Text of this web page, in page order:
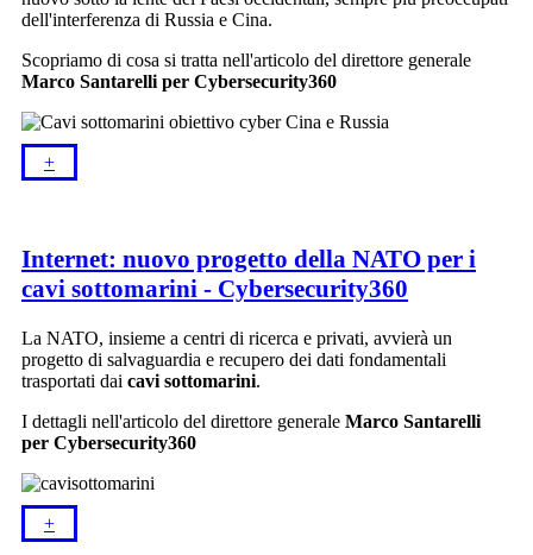
dell'interferenza di Russia e Cina.
Scopriamo di cosa si tratta nell'articolo del direttore generale
Marco Santarelli per Cybersecurity360
+​
Internet: nuovo progetto della NATO per i
cavi sottomarini - Cybersecurity360
La NATO, insieme a centri di ricerca e privati, avvierà un
progetto di salvaguardia e recupero dei dati fondamentali
trasportati dai cavi sottomarini.
I dettagli nell'articolo del direttore generale Marco Santarelli
per Cybersecurity360
+​